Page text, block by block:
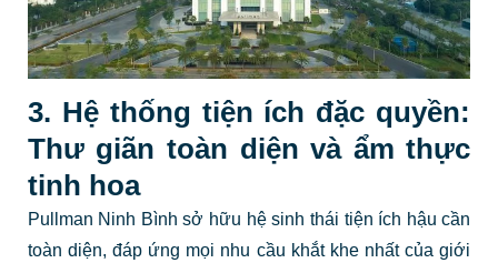
3. Hệ thống tiện ích đặc quyền:
Thư giãn toàn diện và ẩm thực
tinh hoa
Pullman Ninh Bình sở hữu hệ sinh thái tiện ích hậu cần
toàn diện, đáp ứng mọi nhu cầu khắt khe nhất của giới